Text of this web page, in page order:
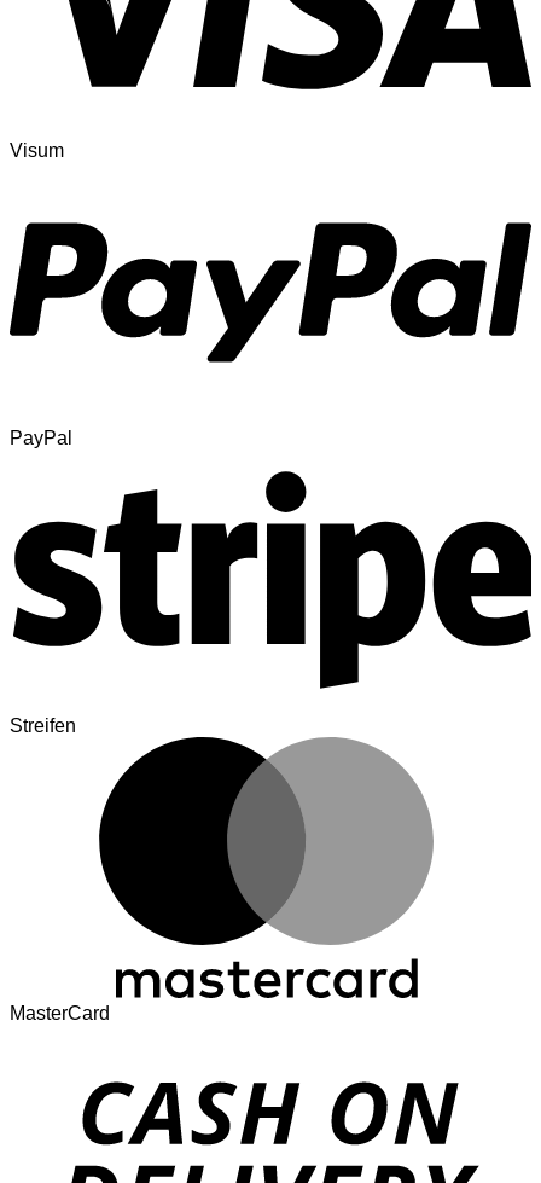
Visum
PayPal
Streifen
MasterCard